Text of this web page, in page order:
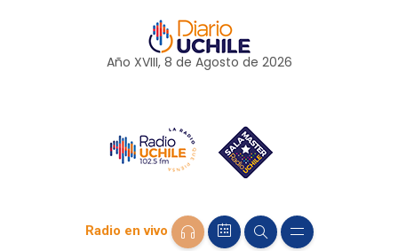
Año XVIII, 8 de Agosto de 2026
Radio en vivo